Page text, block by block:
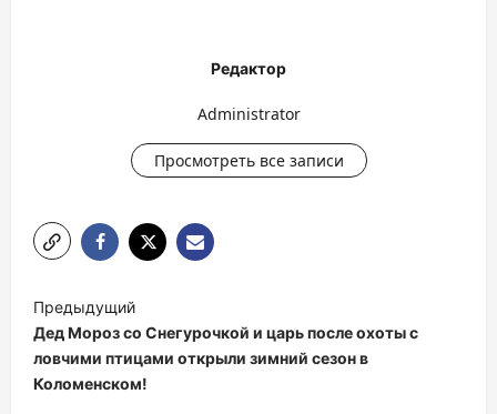
Редактор
Administrator
Просмотреть все записи
а
в
и
Предыдущий
Дед Мороз со Снегурочкой и царь после охоты с
ловчими птицами открыли зимний сезон в
Коломенском!